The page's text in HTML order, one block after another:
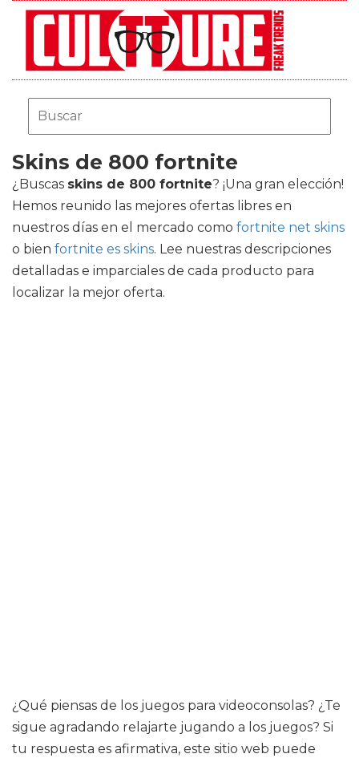
Skins de 800 fortnite
¿Buscas skins de 800 fortnite? ¡Una gran elección!
Hemos reunido las mejores ofertas libres en
nuestros días en el mercado como fortnite net skins
o bien fortnite es skins. Lee nuestras descripciones
detalladas e imparciales de cada producto para
localizar la mejor oferta.
¿Qué piensas de los juegos para videoconsolas? ¿Te
sigue agradando relajarte jugando a los juegos? Si
tu respuesta es afirmativa, este sitio web puede